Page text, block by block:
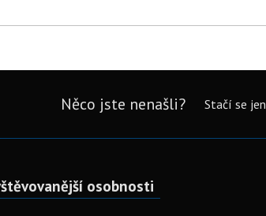
Něco jste nenašli? Stačí se jen
osobnosti